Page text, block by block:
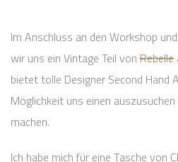
Im Anschluss an den Workshop
wir uns ein Vintage Teil von Rebelle
bietet tolle Designer Second Hand
Möglichkeit uns einen
machen.
Ich habe mich für eine Tasche von